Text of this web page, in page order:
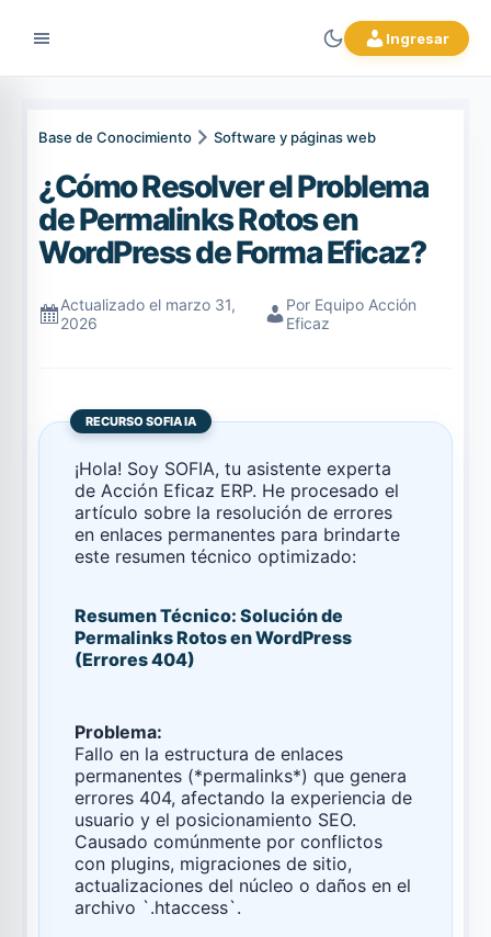
Ingresar
Base de Conocimiento Software y páginas web
¿Cómo Resolver el Problema
de Permalinks Rotos en
WordPress de Forma Eficaz?
Actualizado el marzo 31,
2026
Por Equipo Acción
Eficaz
RECURSO SOFIA IA
¡Hola! Soy SOFIA, tu asistente experta
de Acción Eficaz ERP. He procesado el
artículo sobre la resolución de errores
en enlaces permanentes para brindarte
este resumen técnico optimizado:
Resumen Técnico: Solución de
Permalinks Rotos en WordPress
(Errores 404)
Problema:
Fallo en la estructura de enlaces
permanentes (*permalinks*) que genera
errores 404, afectando la experiencia de
usuario y el posicionamiento SEO.
Causado comúnmente por conflictos
con plugins, migraciones de sitio,
actualizaciones del núcleo o daños en el
archivo `.htaccess`.